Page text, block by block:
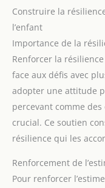
Construire la
l’enfant
Importance de la
Renforcer la
face aux défis avec
adopter une attitude
percevant comme
crucial. Ce soutien
résilience qui les
Renforcement de
Pour renforcer